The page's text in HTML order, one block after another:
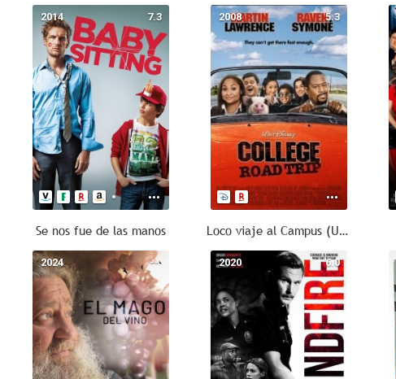
7.3
2014
Se nos fue de las manos
5.3
2008
Loco viaje al Campus (Un viaje de aquellos)
--
2024 6.0
2020